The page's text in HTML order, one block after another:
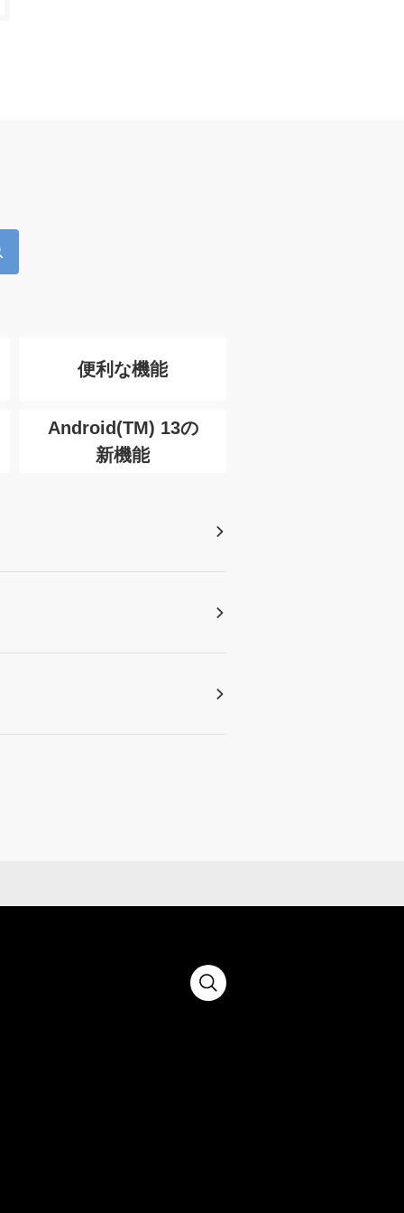
便利な機能
Android(TM) 13の
新機能